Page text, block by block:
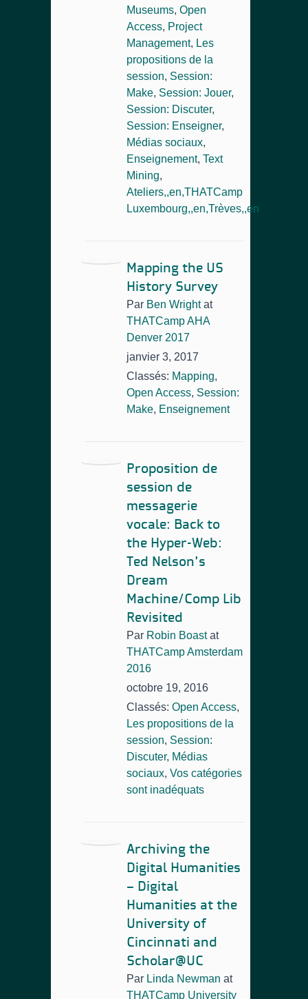
Museums, Open
Access, Project
Management, Les
propositions de la
session, Session:
Make, Session: Jouer,
Session: Discuter,
Session: Enseigner,
Médias sociaux,
Enseignement, Text
Mining,
Ateliers,,en,THATCamp
Luxembourg,,en,Trèves,,en
Mapping the US
History Survey
Par Ben Wright at
THATCamp AHA
Denver 2017
janvier 3, 2017
Classés: Mapping,
Open Access, Session:
Make, Enseignement
Proposition de
session de
messagerie
vocale: Back to
the Hyper-Web:
Ted Nelson’s
Dream
Machine/Comp Lib
Revisited
Par Robin Boast at
THATCamp Amsterdam
2016
octobre 19, 2016
Classés: Open Access,
Les propositions de la
session, Session:
Discuter, Médias
sociaux, Vos catégories
sont inadéquats
Archiving the
Digital Humanities
– Digital
Humanities at the
University of
Cincinnati and
Scholar@UC
Par Linda Newman at
THATCamp University